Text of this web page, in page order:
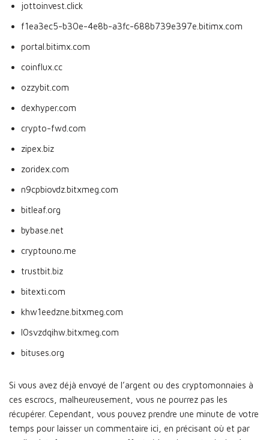
jottoinvest.click
f1ea3ec5-b30e-4e8b-a3fc-688b739e397e.bitimx.com
portal.bitimx.com
coinflux.cc
ozzybit.com
dexhyper.com
crypto-fwd.com
zipex.biz
zoridex.com
n9cpbiovdz.bitxmeg.com
bitleaf.org
bybase.net
cryptouno.me
trustbit.biz
bitexti.com
khw1eedzne.bitxmeg.com
l0svzdqihw.bitxmeg.com
bituses.org
Si vous avez déjà envoyé de l’argent ou des cryptomonnaies à
ces escrocs, malheureusement, vous ne pourrez pas les
récupérer. Cependant, vous pouvez prendre une minute de votre
temps pour laisser un commentaire ici, en précisant où et par